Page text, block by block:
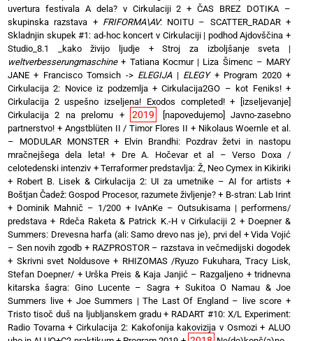
uvertura festivala A dela? v Cirkulaciji 2 +ČAS BREZ DOTIKA –
skupinska razstava + FRIFORMA\AV: NOITU – SCATTER_RADAR+
Skladnjin skupek #1: ad-hoc koncert v Cirkulaciji | podhod Ajdovščina +
Studio_8.1 _kako živijo ljudje +Stroj za izboljšanje sveta |
weltverbesserungmaschine+ Tatiana Kocmur | Liza Šimenc – MARY
JANE + Francisco Tomsich -> ELEGIJA| ELEGY+ Program 2020+
Cirkulacija 2: Novice iz podzemlja+Cirkulacija2GO – kot Feniks!+
Cirkulacija 2 uspešno izseljena! Exodos completed!+
[izseljevanje]
Cirkulacija 2 na prelomu + 2019
[napovedujemo] Javno-zasebno
partnerstvo! + Angstblüten II / Timor Flores II + Nikolaus Woernle et al.
– MODULAR MONSTER+ Elvin Brandhi: Pozdrav žetvi in nastopu
mračnejšega dela leta!+ Dre A. Hočevar et al – Verso Doxa /
celotedenski intenziv +Terraformer predstavlja: Ž, Neo Cymex in Kikiriki
+ Robert B. Lisek & Cirkulacija 2: UI za umetnike – AI for artists +
Boštjan Čadež: Gospod Procesor, razumete življenje? + B-stran: Lab Irint
+ Dominik Mahnič – 1/200 + IvAnKe – Outsukisama | performens/
predstava + Rdeča Raketa & Patrick K.-H v Cirkulaciji 2 + Doepner &
Summers: Drevesna harfa (ali: Samo drevo nas je), prvi del +Vida Vojić
– Sen novih zgodb + RAZPROSTOR – razstava in večmedijski dogodek
+ Skrivni svet Noldusove+ RHIZOMAS /Ryuzo Fukuhara, Tracy Lisk,
Stefan Doepner/ +Urška Preis & Kaja Janjić – Razgaljeno +tridnevna
kitarska šagra: Gino Lucente – Sagra+ Sukitoa O Namau & Joe
Summers live+ Joe Summers | The Last Of England – live score +
Tristo tisoč duš na ljubljanskem gradu+ RADART #10: X/L Experiment:
Radio Tovarna+Cirkulacija 2: Kakofonija kakovizija v Osmozi+ALUO